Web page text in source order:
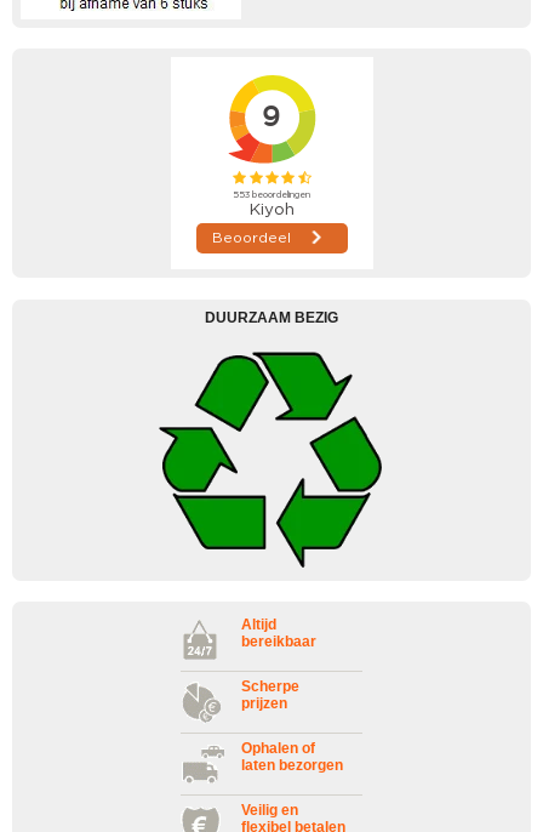
DUURZAAM BEZIG
Altijd
bereikbaar
Scherpe
prijzen
Ophalen of
laten bezorgen
Veilig en
flexibel betalen